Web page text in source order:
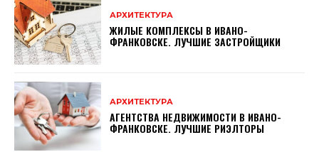
АРХИТЕКТУРА
ЖИЛЫЕ КОМПЛЕКСЫ В ИВАНО-
ФРАНКОВСКЕ. ЛУЧШИЕ ЗАСТРОЙЩИКИ
АРХИТЕКТУРА
АГЕНТСТВА НЕДВИЖИМОСТИ В ИВАНО-
ФРАНКОВСКЕ. ЛУЧШИЕ РИЭЛТОРЫ